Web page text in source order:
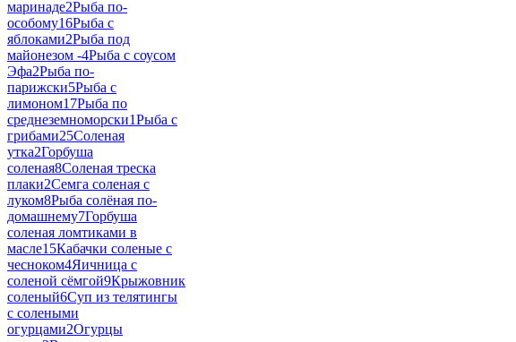
маринаде2Рыба по-
особому16Рыба с
яблоками2Рыба под
майонезом -4Рыба с соусом
Эфа2Рыба по-
парижски5Рыба с
лимоном17Рыба по
среднеземноморски1Рыба с
грибами25Соленая
утка2Горбуша
соленая8Соленая треска
плаки2Семга соленая с
луком8Рыба солёная по-
домашнему7Горбуша
соленая ломтиками в
масле15Кабачки соленые с
чесноком4Яичница с
соленой сёмгой9Крыжовник
соленый6Суп из телятингы
с солеными
огурцами2Огурцы